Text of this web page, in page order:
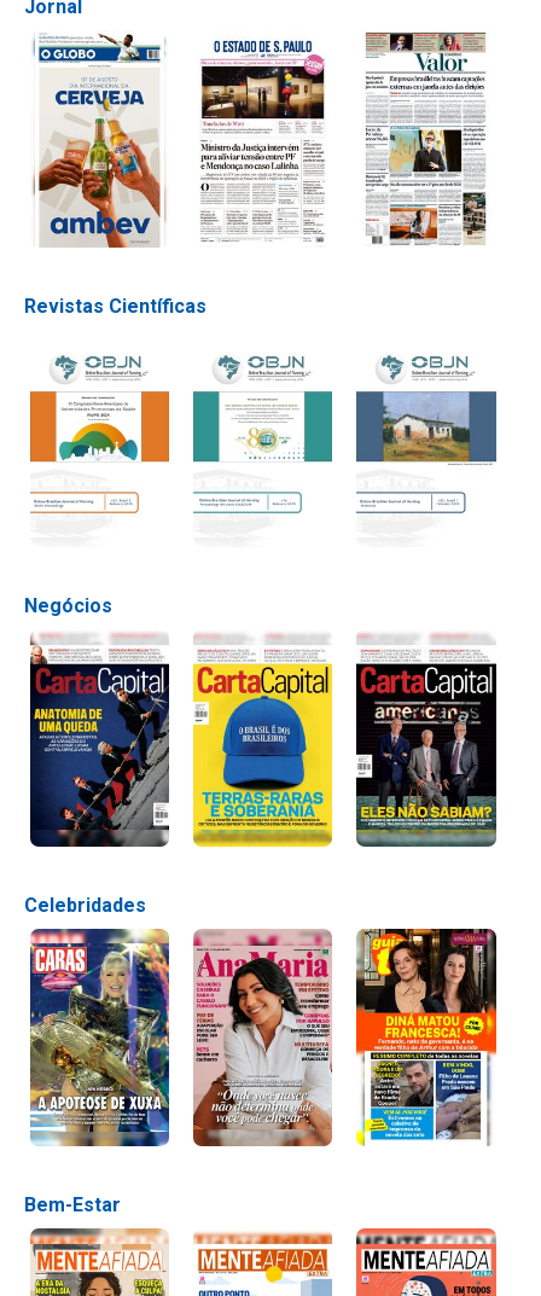
Jornal
Revistas Científicas
Negócios
Celebridades
Bem-Estar